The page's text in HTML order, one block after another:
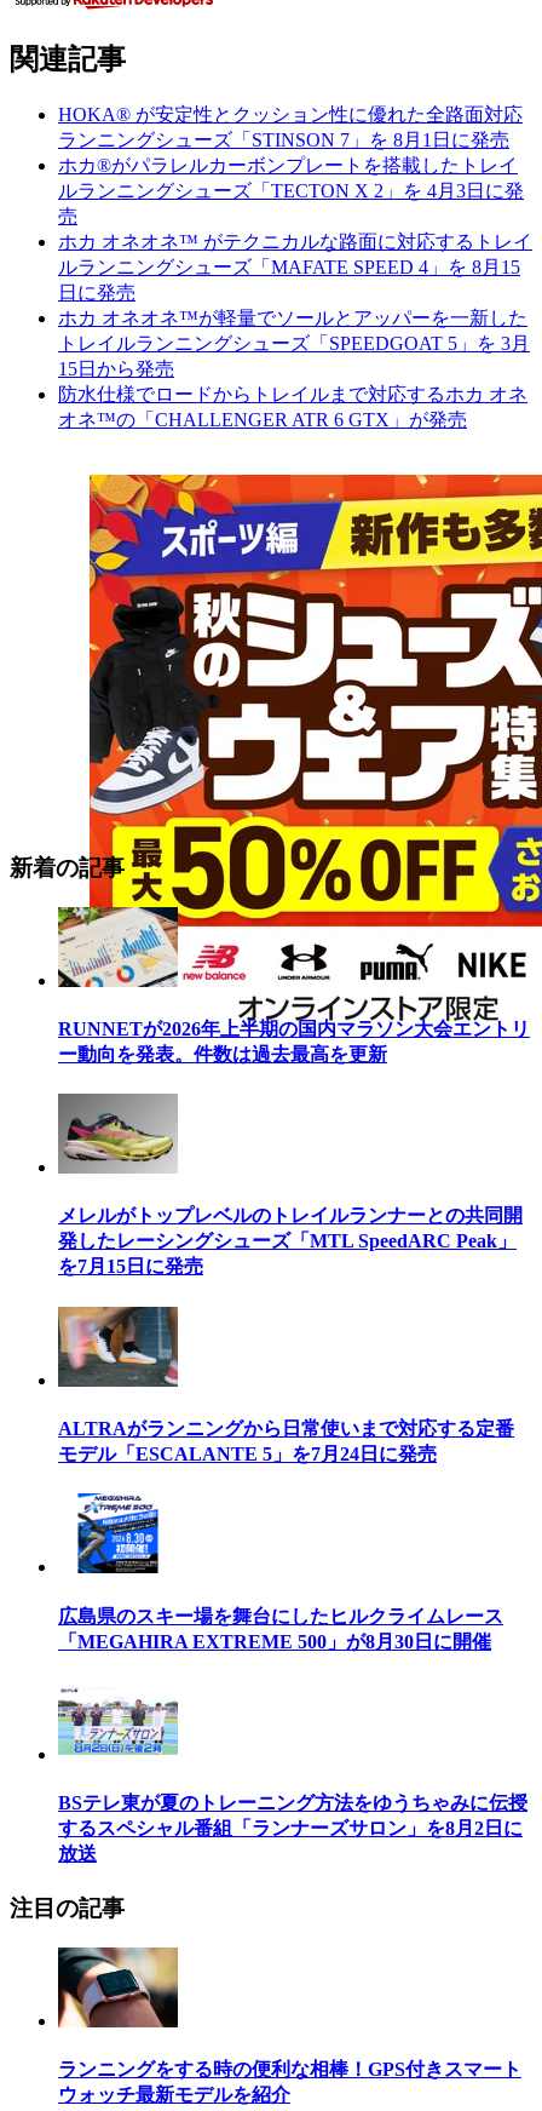
関連記事
HOKA® が安定性とクッション性に優れた全路面対応
ランニングシューズ「STINSON 7」を 8月1日に発売
ホカ®がパラレルカーボンプレートを搭載したトレイ
ルランニングシューズ「TECTON X 2」を 4月3日に発
売
ホカ オネオネ™ がテクニカルな路面に対応するトレイ
ルランニングシューズ「MAFATE SPEED 4」を 8月15
日に発売
ホカ オネオネ™が軽量でソールとアッパーを一新した
トレイルランニングシューズ「SPEEDGOAT 5」を 3月
15日から発売
防水仕様でロードからトレイルまで対応するホカ オネ
オネ™の「CHALLENGER ATR 6 GTX」が発売
新着の記事
RUNNETが2026年上半期の国内マラソン大会エントリ
ー動向を発表。件数は過去最高を更新
メレルがトップレベルのトレイルランナーとの共同開
発したレーシングシューズ「MTL SpeedARC Peak」
を7月15日に発売
ALTRAがランニングから日常使いまで対応する定番
モデル「ESCALANTE 5」を7月24日に発売
広島県のスキー場を舞台にしたヒルクライムレース
「MEGAHIRA EXTREME 500」が8月30日に開催
BSテレ東が夏のトレーニング方法をゆうちゃみに伝授
するスペシャル番組「ランナーズサロン」を8月2日に
放送
注目の記事
ランニングをする時の便利な相棒！GPS付きスマート
ウォッチ最新モデルを紹介